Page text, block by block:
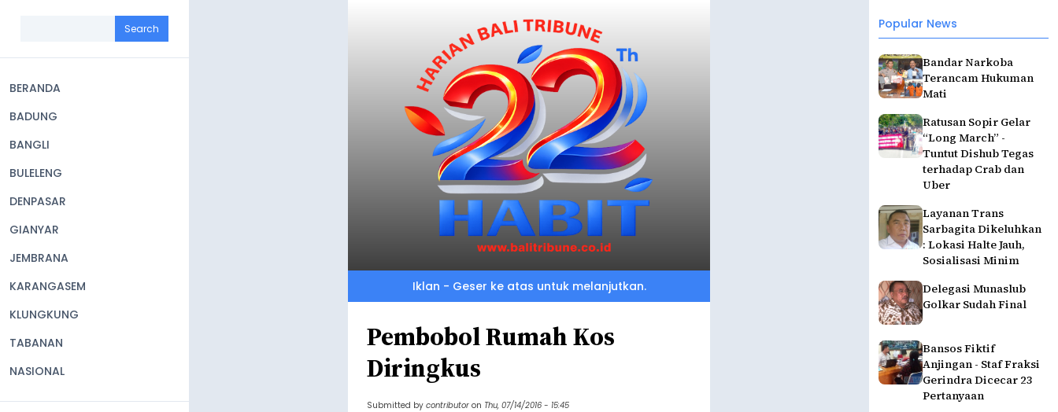
navigation
BERANDA
BADUNG
BANGLI
BULELENG
DENPASAR
GIANYAR
JEMBRANA
KARANGASEM
KLUNGKUNG
TABANAN
NASIONAL
Popular News
Bandar Narkoba
Terancam Hukuman
Mati
Ratusan Sopir Gelar
“Long March” -
Tuntut Dishub Tegas
terhadap Crab dan
Uber
Layanan Trans
Sarbagita Dikeluhkan
: Lokasi Halte Jauh,
Sosialisasi Minim
Delegasi Munaslub
Golkar Sudah Final
Bansos Fiktif
Anjingan - Staf Fraksi
Gerindra Dicecar 23
Pertanyaan
Iklan - Geser ke atas untuk melanjutkan.
Pembobol Rumah Kos
Diringkus
Submitted by contributor on Thu, 07/14/2016 - 15:45